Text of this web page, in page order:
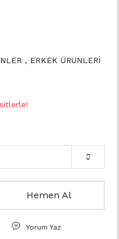
, ERKEK ÜRÜNLERİ
Hemen Al
Yorum Yaz